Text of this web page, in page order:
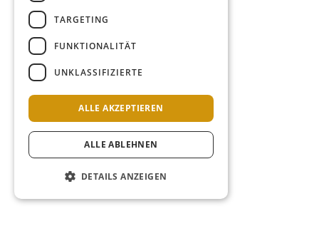
TARGETING
FUNKTIONALITÄT
UNKLASSIFIZIERTE
ALLE AKZEPTIEREN
ALLE ABLEHNEN
DETAILS ANZEIGEN